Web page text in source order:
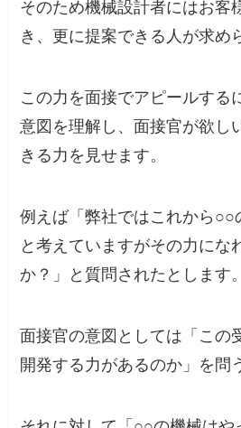
そのため機械設計者にはお客
き、更に提案できる人が求め
この力を面接でアピールする
意図を理解し、面接官が欲し
きる力を見せます。
例えば「弊社ではこれから○○
と考えていますがその力にな
か？」と質問されたとします。
面接官の意図としては「この
開発する力があるのか」を問